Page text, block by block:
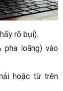
rõ bụi).
pha loãng) vào
hoặc từ trên